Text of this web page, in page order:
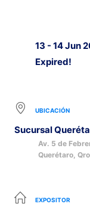
13 - 14 Jun
Expired!
UBICACIÓN
Sucursal
Av. 5 de
Querétaro,
EXPOSITOR